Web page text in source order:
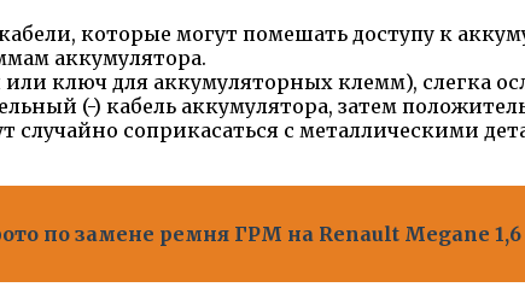
которые могут помешать доступу к
аккумулятора.
ключ для аккумуляторных клемм), слегка
(-) кабель аккумулятора, затем
случайно соприкасаться с металлическими
по замене ремня ГРМ на Renault Megane 1,6